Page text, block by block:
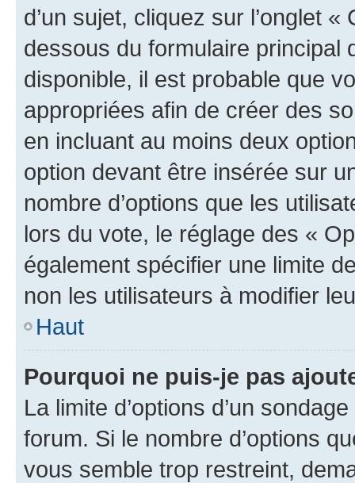
d’un sujet, cliquez sur l’onglet
dessous du formulaire principal
disponible, il est probable que
appropriées afin de créer des
en incluant au moins deux
option devant être insérée sur
nombre d’options que les
lors du vote, le réglage des «
également spécifier une limite
non les utilisateurs à modifier
Haut
Pourquoi ne puis-je pas
La limite d’options d’un
forum. Si le nombre d’options
vous semble trop restreint,